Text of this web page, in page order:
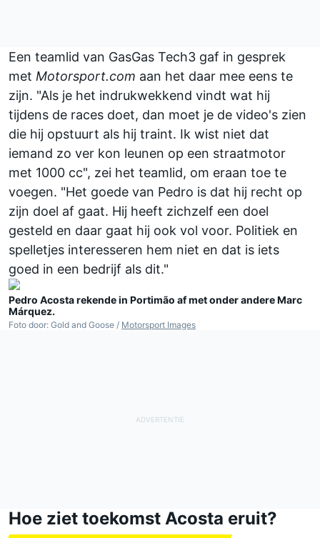
Een teamlid van GasGas Tech3 gaf in gesprek
met Motorsport.com aan het daar mee eens te
zijn. "Als je het indrukwekkend vindt wat hij
tijdens de races doet, dan moet je de video's zien
die hij opstuurt als hij traint. Ik wist niet dat
iemand zo ver kon leunen op een straatmotor
met 1000 cc", zei het teamlid, om eraan toe te
voegen. "Het goede van Pedro is dat hij recht op
zijn doel af gaat. Hij heeft zichzelf een doel
gesteld en daar gaat hij ook vol voor. Politiek en
spelletjes interesseren hem niet en dat is iets
goed in een bedrijf als dit."
Pedro Acosta rekende in Portimão af met onder andere Marc
Márquez.
Foto door: Gold and Goose / Motorsport Images
Hoe ziet toekomst Acosta eruit?